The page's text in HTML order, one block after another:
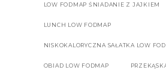
LOW FODMAP ŚNIADANIE Z JAJKIEM
LUNCH LOW FODMAP
NISKOKALORYCZNA SAŁATKA LOW
OBIAD LOW FODMAP